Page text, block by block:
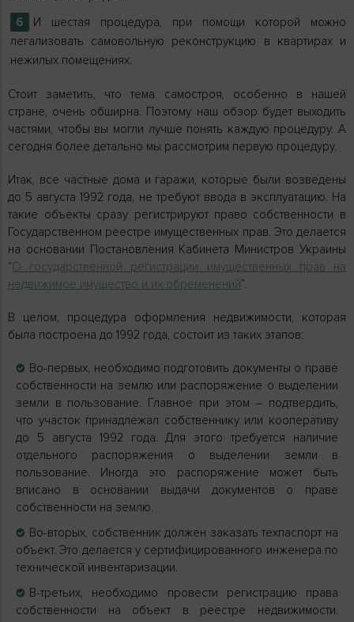
И шестая процедура, при помощи которой можно
легализовать самовольную реконструкцию в квартирах и
нежилых помещениях.
Стоит заметить, что тема самостроя, особенно в нашей
стране, очень обширна. Поэтому наш обзор будет выходить
частями, чтобы вы могли лучше понять каждую процедуру. А
сегодня более детально мы рассмотрим первую процедуру.
Итак, все частные дома и гаражи, которые были возведены
до 5 августа 1992 года, не требуют ввода в эксплуатацию. На
такие объекты сразу регистрируют право собственности в
Государственном реестре имущественных прав. Это делается
на основании Постановления Кабинета Министров Украины
“О государственной регистрации имущественных прав на
недвижимое имущество и их обременений”.
В целом, процедура оформления недвижимости, которая
была построена до 1992 года, состоит из таких этапов:
Во-первых, необходимо подготовить документы о праве
собственности на землю или распоряжение о выделении
земли в пользование. Главное при этом – подтвердить,
что участок принадлежал собственнику или кооперативу
до 5 августа 1992 года. Для этого требуется наличие
отдельного распоряжения о выделении земли в
пользование. Иногда это распоряжение может быть
вписано в основании выдачи документов о праве
собственности на землю.
Во-вторых, собственник должен заказать техпаспорт на
объект. Это делается у сертифицированного инженера по
технической инвентаризации.
В-третьих, необходимо провести регистрацию права
собственности на объект в реестре недвижимости.